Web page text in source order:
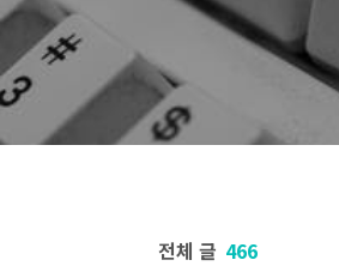
전체 글 466